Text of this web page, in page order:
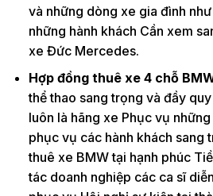
và những dòng xe gia đình
những hành khách Cần xem
xe Đức Mercedes.
Hợp đồng thuê xe 4 chỗ
thể thao sang trọng và đầy
luôn là hãng xe Phục vụ
phục vụ các hành khách sang
thuê xe BMW tại hạnh phúc
tác doanh nghiệp các ca sĩ